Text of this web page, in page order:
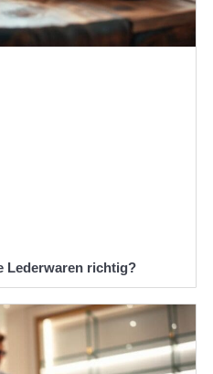
Lederwaren richtig?